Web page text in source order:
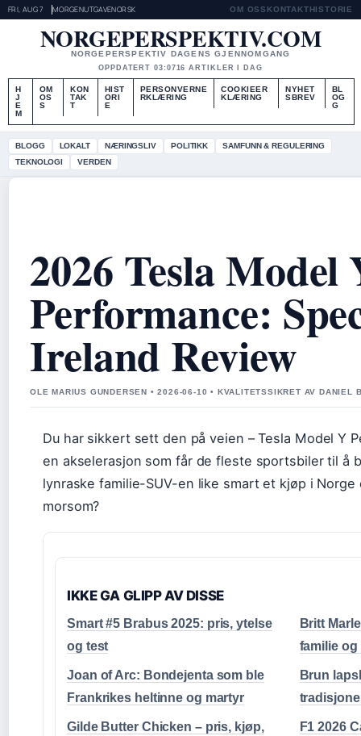
FRI, AUG 7 MORGENUTGAVENORSK OM OSS KONTAKTHISTORIE
NORGEPERSPEKTIV.COM
NORGEPERSPEKTIV DAGENS GJENNOMGANG
OPPDATERT 03:0716 ARTIKLER I DAG
H
J
E
M
OM
OS
S
KON
TAK
T
HIST
ORI
E
PERSONVERNE
RKLÆRING
COOKIEER
KLÆRING
NYHET
SBREV
BL
OG
G
BLOGG LOKALT NÆRINGSLIV POLITIKK
SAMFUNN & REGULERING
TEKNOLOGI
VERDEN
2026 Tesla Model
Performance:
Ireland Review
OLE MARIUS GUNDERSEN • 2026-06-10 • KVALITETSSIKRET AV DANIEL
Du har sikkert sett den på veien – Tesla Model Y
en akselerasjon som får de fleste sportsbiler til å
lynraske familie-SUV-en like smart et kjøp i Norge
morsom?
IKKE GA GLIPP AV DISSE
Smart #5 Brabus 2025: pris, ytelse
og test
Britt
familie
Joan of Arc: Bondejenta som ble
Frankrikes heltinne og martyr
Brun
Gilde Butter Chicken – pris, kjøp,
F1 2026